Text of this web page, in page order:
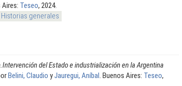
Aires: Teseo, 2024.
Historias generales
del Estado e industrialización en la Argentina
Belini, Claudio yJauregui, Aníbal . Buenos Aires: Teseo,